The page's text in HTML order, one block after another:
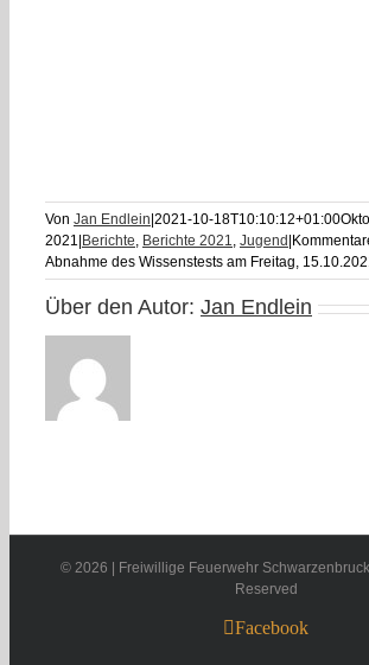
Von Jan Endlein 2021-10-18T10:10:12+01:00
2021 Berichte, Berichte 2021, Jugend
Abnahme des Wissenstests am Freitag,
Über den Autor: Jan Endlein
© 2026 | Freiwillige Feuerwehr
Reserved
Facebook